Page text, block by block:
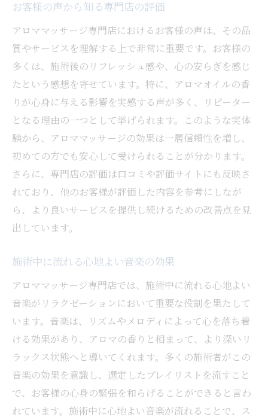
お客様の声から知る専門店の評価
アロママッサージ専門店におけるお客様の声は、その品
質やサービスを理解する上で非常に重要です。お客様の
多くは、施術後のリフレッシュ感や、心の安らぎを感じ
たという感想を寄せています。特に、アロマオイルの香
りが心身に与える影響を実感する声が多く、リピーター
となる理由の一つとして挙げられます。このような実体
験から、アロママッサージの効果は一層信頼性を増し、
初めての方でも安心して受けられることが分かります。
さらに、専門店の評価は口コミや評価サイトにも反映さ
れており、他のお客様が評価した内容を参考にしなが
ら、より良いサービスを提供し続けるための改善点を見
出しています。
施術中に流れる心地よい音楽の効果
アロママッサージ専門店では、施術中に流れる心地よい
音楽がリラクゼーションにおいて重要な役割を果たして
います。音楽は、リズムやメロディによって心を落ち着
ける効果があり、アロマの香りと相まって、より深いリ
ラックス状態へと導いてくれます。多くの施術者がこの
音楽の効果を意識し、選定したプレイリストを流すこと
で、お客様の心身の緊張を和らげることができると言わ
れています。施術中に心地よい音楽が流れることで、ス